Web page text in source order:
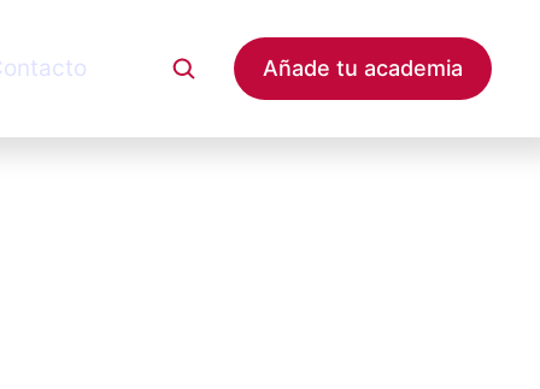
Añade tu academia